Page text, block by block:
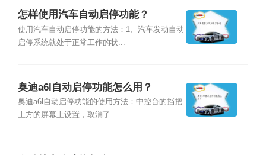
怎样使用汽车自动启停功能？
使用汽车自动启停功能的方法：1、汽车发动自动
启停系统就处于正常工作的状...
奥迪a6l自动启停功能怎么用？
奥迪a6l自动启停功能的使用方法：中控台的挡把
上方的屏幕上设置，取消了...